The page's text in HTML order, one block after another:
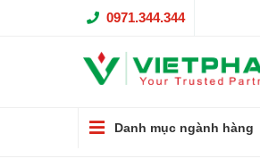
0971.344.344
Danh mục ngành hàng